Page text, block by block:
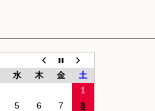
水 木 金
土
1
5 6 7
8